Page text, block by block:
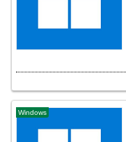
Windows